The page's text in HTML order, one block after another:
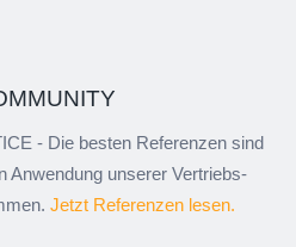
- Die besten Referenzen sind
Anwendung unserer Vertriebs-
Jetzt Referenzen lesen.